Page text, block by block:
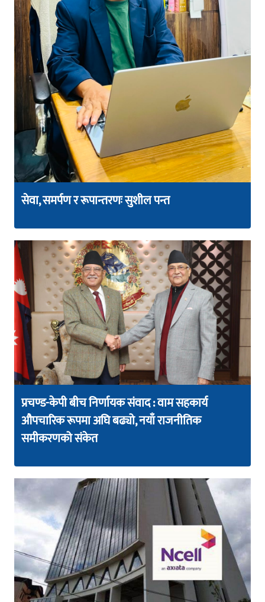
सेवा, समर्पण र रूपान्तरणः सुशील पन्त
प्रचण्ड-केपी बीच निर्णायक संवाद : वाम सहकार्य
औपचारिक रूपमा अघि बढ्यो, नयाँ राजनीतिक
समीकरणको संकेत